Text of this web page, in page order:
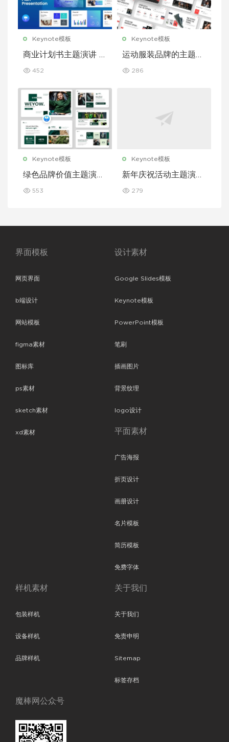
Keynote模板
商业计划书主题演讲 K
452
Keynote模板
运动服装品牌的主题演
286
Keynote模板
绿色品牌价值主题演讲
553
Keynote模板
新年庆祝活动主题演讲
279
界面模板
网页界面
b端设计
网站模板
figma素材
图标库
ps素材
sketch素材
xd素材
设计素材
Google Slides模板
Keynote模板
PowerPoint模板
笔刷
插画图片
背景纹理
logo设计
平面素材
广告海报
折页设计
画册设计
名片模板
简历模板
免费字体
样机素材
包装样机
设备样机
品牌样机
关于我们
关于我们
免责申明
Sitemap
标签存档
魔棒网公众号